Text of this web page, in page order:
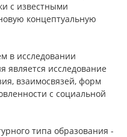
с известными
концептуальную
в исследовании
является исследование
взаимосвязей, форм
с социальной
типа образования -